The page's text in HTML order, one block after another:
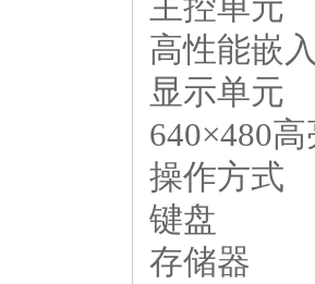
高性能嵌
显示单元
640×480
操作方式
键盘
存储器